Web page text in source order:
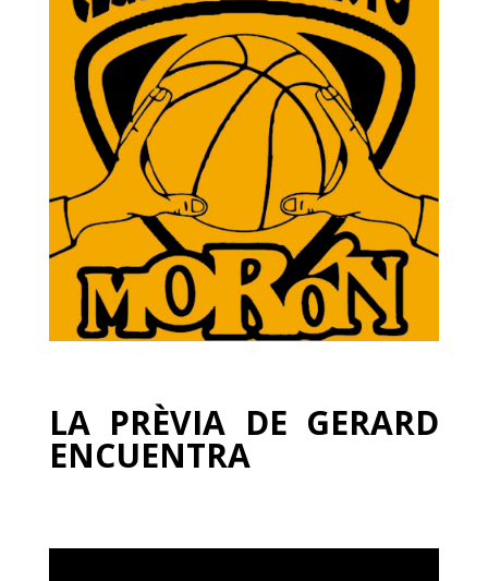
LA PRÈVIA DE GERARD
ENCUENTRA